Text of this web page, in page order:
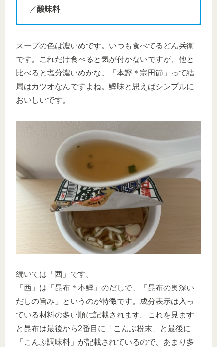
／酸味料
スープの色は濃いめです。いつも食べてるどん兵衛
です。これだけ食べると気が付かないですが、他と
比べると塩分濃いめかな。「本鰹＊宗田節」って結
局はカツオなんですよね。鰹味と思えばシンプルに
おいしいです。
続いては「西」です。
「西」は「昆布＊本鰹」のだしで、「昆布の奥深い
だしの旨み」というのが特徴です。成分表示は入っ
ている材料の多い順に記載されます。これを見ます
と昆布は最後から2番目に「こんぶ粉末」と最後に
「こんぶ調味料」が記載されているので、あまり多